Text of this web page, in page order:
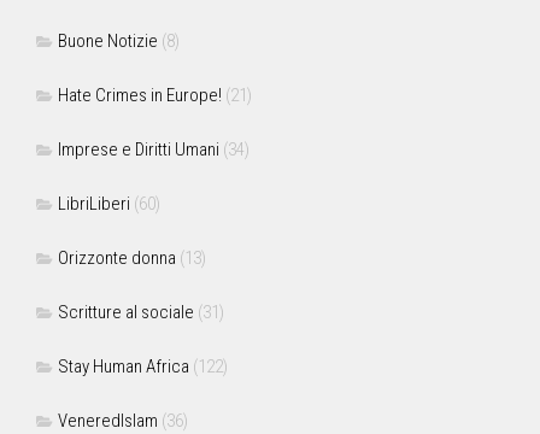
Buone Notizie (8)
Hate Crimes in Europe! (21)
Imprese e Diritti Umani (34)
LibriLiberi (60)
Orizzonte donna (13)
Scritture al sociale (31)
Stay Human Africa (122)
VeneredIslam (36)